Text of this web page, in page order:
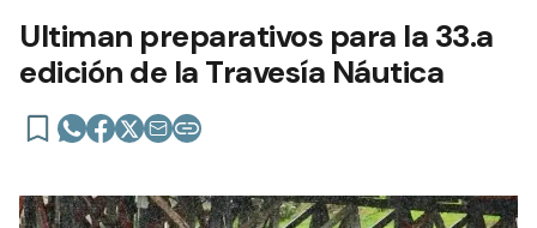
Ultiman preparativos para la 33.a
edición de la Travesía Náutica